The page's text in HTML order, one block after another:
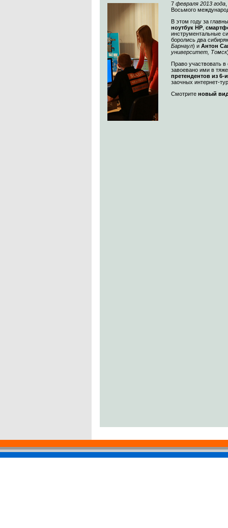
7 февраля 2013 года
Восьмого
В этом году за
ноутбук HP
инструментальные
боролись два
Барнаул) и Антон
университет, Томск
Право участвовать
завоевано ими в
претендентов из 6-
заочных интернет-
Смотрите новый